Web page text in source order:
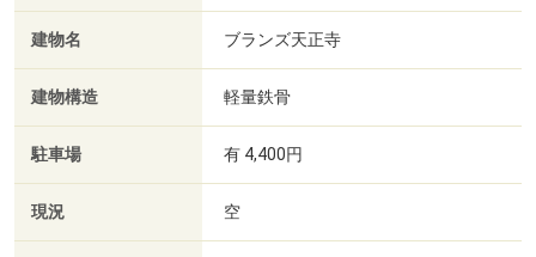
建物名 ブランズ天正寺
建物構造 軽量鉄骨
駐車場 有 4,400円
現況 空